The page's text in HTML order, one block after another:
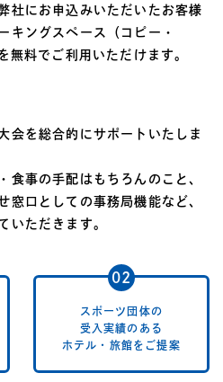
社にお申込みいただいたお客様
キングスペース（コピー・
無料でご利用いただけます。
会を総合的にサポートいたしま
食事の手配はもちろんのこと、
窓口としての事務局機能など、
いただきます。
スポーツ団体の
受入実績のある
ホテル・旅館をご提案